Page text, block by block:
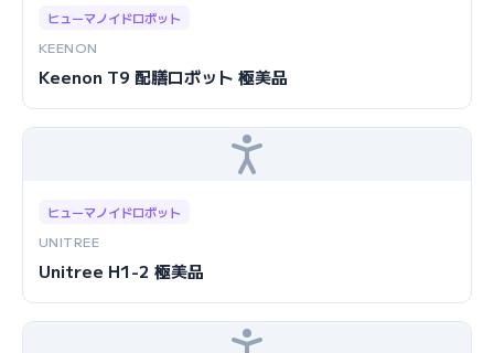
ヒューマノイドロボット
KEENON
Keenon T9 配膳ロボット 極美品
ヒューマノイドロボット
UNITREE
Unitree H1-2 極美品